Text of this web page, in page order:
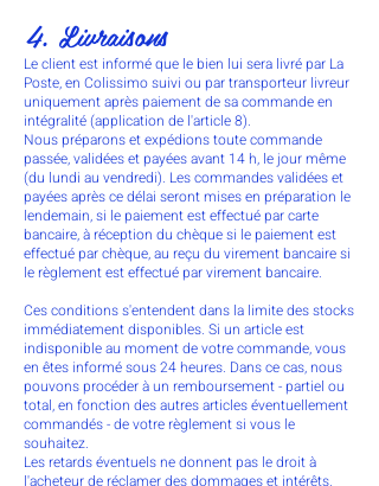
4. Livraisons
Le client est informé que le bien lui sera livré par La
Poste, en Colissimo suivi ou par transporteur livreur
uniquement après paiement de sa commande en
intégralité (application de l'article 8).
Nous préparons et expédions toute commande
passée, validées et payées avant 14 h, le jour même
(du lundi au vendredi). Les commandes validées et
payées après ce délai seront mises en préparation le
lendemain, si le paiement est effectué par carte
bancaire, à réception du chèque si le paiement est
effectué par chèque, au reçu du virement bancaire si
le règlement est effectué par virement bancaire.
Ces conditions s'entendent dans la limite des stocks
immédiatement disponibles. Si un article est
indisponible au moment de votre commande, vous
en êtes informé sous 24 heures. Dans ce cas, nous
pouvons procéder à un remboursement - partiel ou
total, en fonction des autres articles éventuellement
commandés - de votre règlement si vous le
souhaitez.
Les retards éventuels ne donnent pas le droit à
l'acheteur de réclamer des dommages et intérêts.